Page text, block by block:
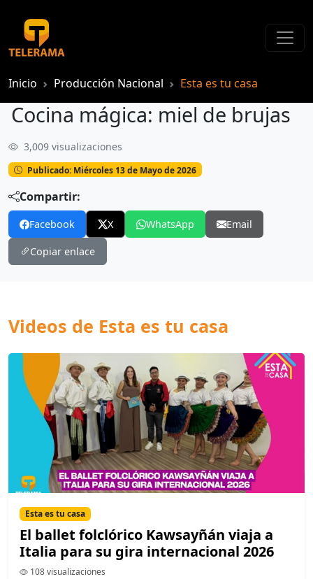
Inicio Producción Nacional Esta es tu casa
Cocina mágica: miel de brujas
Cocina mágica: miel de brujas
3,009 visualizaciones
Publicado: Miércoles 13 de Mayo de 2026
Compartir:
Facebook X WhatsApp Email
Copiar enlace
Videos de Esta es tu casa
Esta es tu casa
El ballet folclórico Kawsayñán viaja a
Italia para su gira internacional 2026
108 visualizaciones